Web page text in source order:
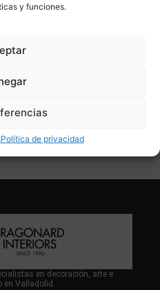
y funciones.
Política de privacidad
en decoración, arte e
en Valladolid.